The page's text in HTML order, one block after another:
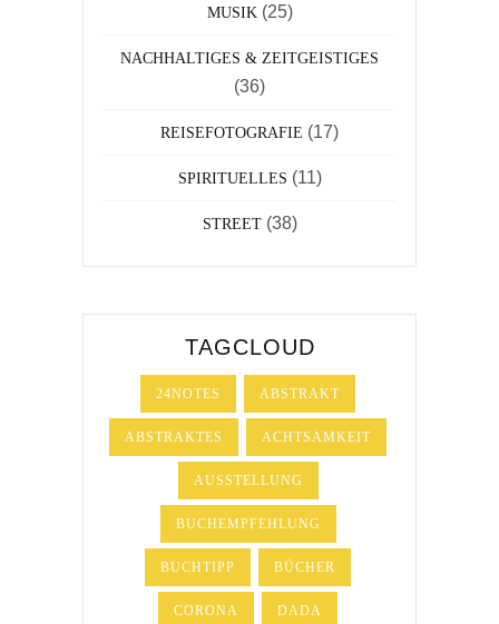
MUSIK (25)
NACHHALTIGES & ZEITGEISTIGES
(36)
REISEFOTOGRAFIE (17)
SPIRITUELLES (11)
STREET(38)
TAGCLOUD
24NOTES ABSTRAKT
ABSTRAKTES ACHTSAMKEIT
AUSSTELLUNG
BUCHEMPFEHLUNG
BUCHTIPP BÜCHER
CORONA DADA